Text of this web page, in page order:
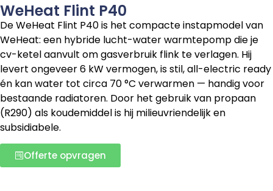
WeHeat Flint P40
De WeHeat Flint P40 is het compacte instapmodel van
WeHeat: een hybride lucht-water warmtepomp die je
cv-ketel aanvult om gasverbruik flink te verlagen. Hij
levert ongeveer 6 kW vermogen, is stil, all-electric ready
én kan water tot circa 70 °C verwarmen — handig voor
bestaande radiatoren. Door het gebruik van propaan
(R290) als koudemiddel is hij milieuvriendelijk en
subsidiabele.
Offerte opvragen